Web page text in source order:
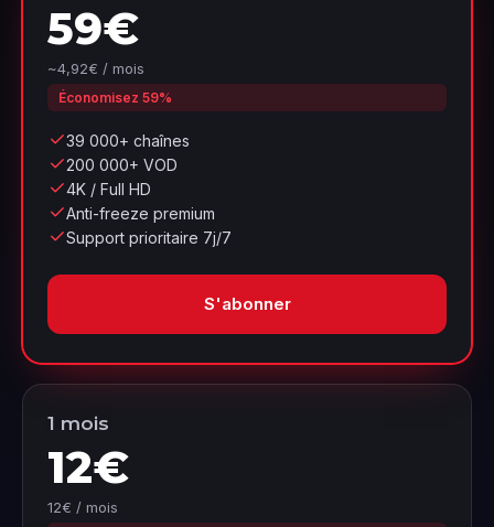
1 mois
12€
12€ / mois
59€
~4,92€ / mois
Économisez 59%
39 000+ chaînes
200 000+ VOD
4K / Full HD
Anti-freeze premium
Support prioritaire 7j/7
S'abonner